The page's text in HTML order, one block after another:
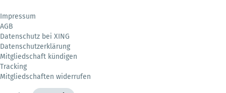
Impressum
AGB
Datenschutz bei XING
Datenschutzerklärung
Mitgliedschaft kündigen
Tracking
Mitgliedschaften widerrufen